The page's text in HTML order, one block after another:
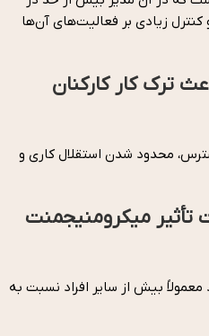
کنترل زیادی بر فعالیت‌های آن‌ها
ترک کار کارکنان
محدود شدن استقلال کاری و
تأثیر میکرومنیجمنت
بیش از سایر افراد نسبت به